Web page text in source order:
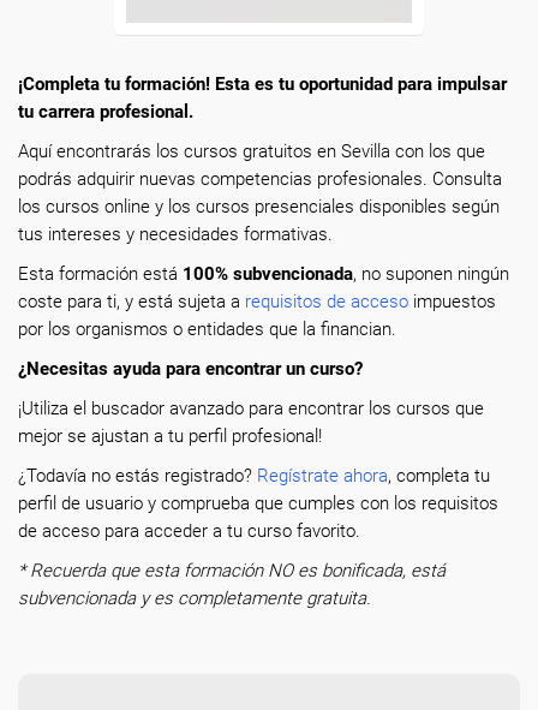
¡Completa tu formación! Esta es tu oportunidad para impulsar
tu carrera profesional.
Aquí encontrarás los cursos gratuitos en Sevilla con los que
podrás adquirir nuevas competencias profesionales. Consulta
los cursos online y los cursos presenciales disponibles según
tus intereses y necesidades formativas.
Esta formación está 100% subvencionada, no suponen ningún
coste para ti, y está sujeta a requisitos de acceso impuestos
por los organismos o entidades que la financian.
¿Necesitas ayuda para encontrar un curso?
¡Utiliza el buscador avanzado para encontrar los cursos que
mejor se ajustan a tu perfil profesional!
¿Todavía no estás registrado? Regístrate ahora, completa tu
perfil de usuario y comprueba que cumples con los requisitos
de acceso para acceder a tu curso favorito.
* Recuerda que esta formación NO es bonificada, está
subvencionada y es completamente gratuita.